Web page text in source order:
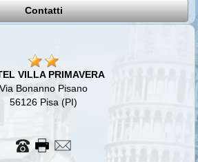
Contatti
VILLA PRIMAVERA
Via Bonanno Pisano
56126 Pisa (PI)